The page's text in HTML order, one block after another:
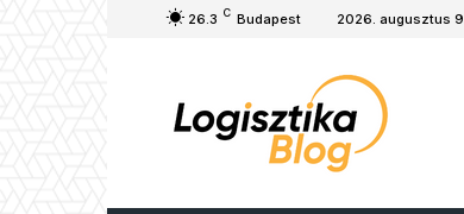
26.3 C Budapest 2026. augusztus 9.